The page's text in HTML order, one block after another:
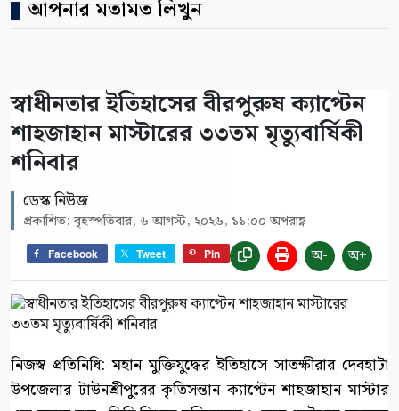
আপনার মতামত লিখুন
স্বাধীনতার ইতিহাসের বীরপুরুষ ক্যাপ্টেন
শাহজাহান মাস্টারের ৩৩তম মৃত্যুবার্ষিকী
শনিবার
ডেস্ক নিউজ
প্রকাশিত: বৃহস্পতিবার, ৬ আগস্ট, ২০২৬, ১১:০০ অপরাহ্ণ
Facebook Tweet Pin অ- অ+
নিজস্ব প্রতিনিধি: মহান মুক্তিযুদ্ধের ইতিহাসে সাতক্ষীরার দেবহাটা
উপজেলার টাউনশ্রীপুরের কৃতিসন্তান ক্যাপ্টেন শাহজাহান মাস্টার